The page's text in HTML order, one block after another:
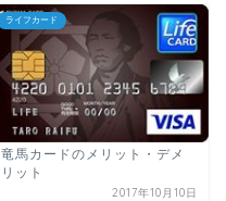
ライフカード
竜馬カードのメリット・デメ
リット
2017年10月10日